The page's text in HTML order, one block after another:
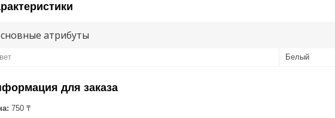
атрибуты
Белый
для заказа
750 ₸